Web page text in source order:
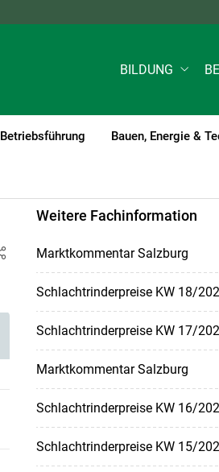
BILDUNG
Betriebsführung Bauen, Energie &
Weitere Fachinformation
Marktkommentar Salzburg
Schlachtrinderpreise KW 18/
Schlachtrinderpreise KW 17/
Marktkommentar Salzburg
Schlachtrinderpreise KW 16/
Schlachtrinderpreise KW 15/